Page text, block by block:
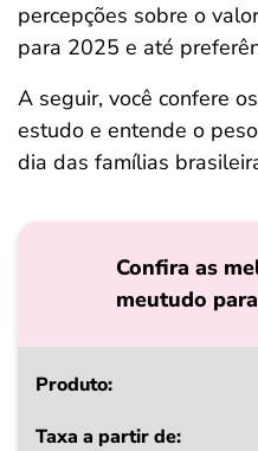
percepções sobre o
para 2025 e até
A seguir, você confere
estudo e entende o
dia das famílias
Confira as
meutudo
Produto